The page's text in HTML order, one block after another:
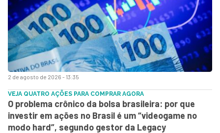
2 de agosto de 2026 - 13:35
VEJA QUATRO AÇÕES PARA COMPRAR AGORA
O problema crônico da bolsa brasileira: por que
investir em ações no Brasil é um “videogame no
modo hard”, segundo gestor da Legacy